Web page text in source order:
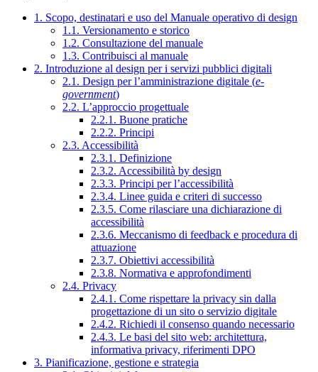
1. Scopo, destinatari e uso del Manuale operativo di design
1.1. Versionamento e storico
1.2. Consultazione del manuale
1.3. Contribuisci al manuale
2. Introduzione al design per i servizi pubblici digitali
2.1. Design per l’amministrazione digitale (e-
government)
2.2. L’approccio progettuale
2.2.1. Buone pratiche
2.2.2. Principi
2.3. Accessibilità
2.3.1. Definizione
2.3.2. Accessibilità by design
2.3.3. Principi per l’accessibilità
2.3.4. Linee guida e criteri di successo
2.3.5. Come rilasciare una dichiarazione di
accessibilità
2.3.6. Meccanismo di feedback e procedura di
attuazione
2.3.7. Obiettivi accessibilità
2.3.8. Normativa e approfondimenti
2.4. Privacy
2.4.1. Come rispettare la privacy sin dalla
progettazione di un sito o servizio digitale
2.4.2. Richiedi il consenso quando necessario
2.4.3. Le basi del sito web: architettura,
informativa privacy, riferimenti DPO
3. Pianificazione, gestione e strategia